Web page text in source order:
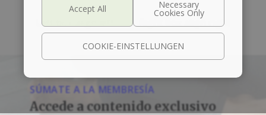
Left box align left Right box align right
SÚMATE A LA MEMBRESÍA
Accede a contenido exclusivo
COOKIE-EINSTELLUNGEN